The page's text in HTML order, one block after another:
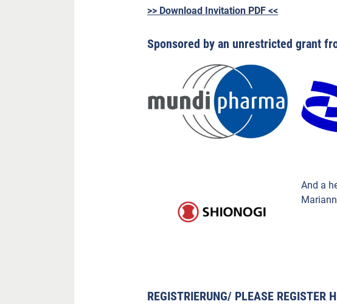
>> Download Invitation PDF <<
Sponsored by an unrestricted grant
And a
REGISTRIERUNG/ PLEASE REGISTER